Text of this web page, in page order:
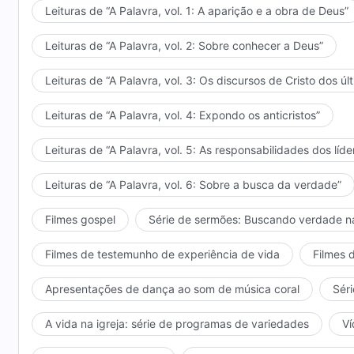
maravilhoso, tão grande, porque Ele é todo-
capaz de realizar sinais e maravilhas e pode curar
algumas pessoas vão dizer-lhe: “Os espíritos
confundir a imagem de Deus com a de Satanás?
diversas realizações e das muitas formas pelas
conquistar o homem e torná-lo perfeito. O homem
porque Ele é capaz de mostrar sinais e maravilhas e
conhecendo os feitos reais de Deus, como Ele
Ele torna o homem perfeito — apenas conhecendo
Deus e entender Seu caráter. O que Ele gosta, o
os gostos e desgostos de Deus, você pode
conhecimento de Deus existe progresso real em sua
obra de Deus e deve endireitar seu ponto de vista
Leituras de “A Palavra, vol. 1: A aparição e a obra de Deus”
Leituras de “A Palavra, vol. 2: Sobre conhecer a Deus”
Leituras de “A Palavra, vol. 3: Os discursos de Cristo dos
Leituras de “A Palavra, vol. 4: Expondo os anticristos”
Leituras de “A Palavra, vol. 5: As responsabilidades dos
Leituras de “A Palavra, vol. 6: Sobre a busca da verdade”
Filmes gospel Série de sermões: Buscando verdade
Filmes de testemunho de experiência de vida Filmes
Apresentações de dança ao som de música coral
A vida na igreja: série de programas de variedades